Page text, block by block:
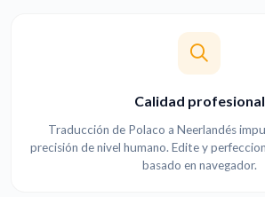
Calidad profesional
Traducción de Polaco a Neerlandés
precisión de nivel humano. Edite y
basado en navegador.